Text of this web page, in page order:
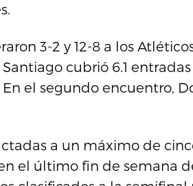
3-2 y 12-8 a los
cubrió 6.1
el segundo encuentro,
a un máximo de
el último fin de semana